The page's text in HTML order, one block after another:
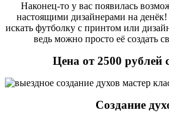
Наконец-то у вас появилась
настоящими дизайнерами на
искать футболку с принтом или
ведь можно просто её создать
Цена от 2500 рублей
Создание